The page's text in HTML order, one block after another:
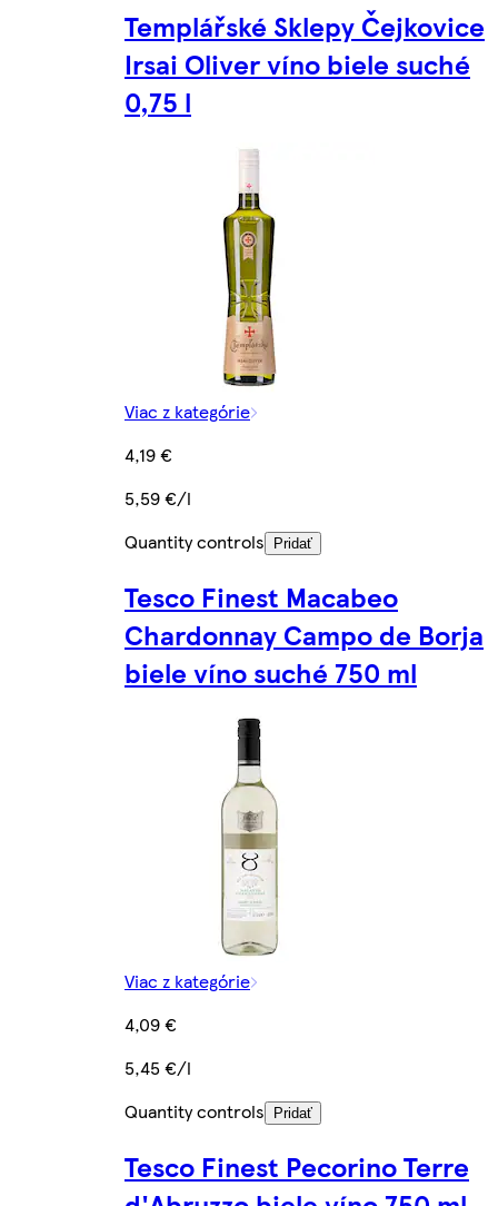
Templářské Sklepy Čejkovice
Irsai Oliver víno biele suché
0,75 l
Viac z kategórie
4,19 €
5,59 €/l
Quantity controls
Pridať
Tesco Finest Macabeo
Chardonnay Campo de Borja
biele víno suché 750 ml
Viac z kategórie
4,09 €
5,45 €/l
Quantity controls
Pridať
Tesco Finest Pecorino Terre